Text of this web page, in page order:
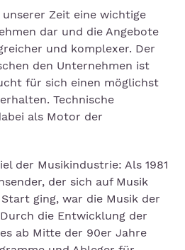
Zeit eine wichtige
dar und die Angebote
und komplexer. Der
den Unternehmen ist
für sich einen möglichst
Technische
als Motor der
der Musikindustrie: Als 1981
der sich auf Musik
ging, war die Musik der
die Entwicklung der
ab Mitte der 90er Jahre